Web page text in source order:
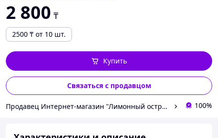
2 800 ₸
2500 ₸ от 10 шт.
Купить
Связаться с продавцом
Продавец Интернет-магазин "Лимонный островок" 100%